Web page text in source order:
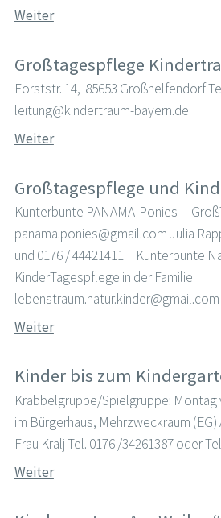
Weiter
Großtagespflege
Forststr. 14, 85653 Großhelfendorf
leitung@kindertraum-bayern.de
Weiter
Großtagespflege und
Kunterbunte PANAMA-Ponies –
panama.ponies@gmail.com Julia
und 0176 / 44421411 Kunterbunte
KinderTagespflege in der Familie
lebenstraum.natur.kinder@gmail.com
Weiter
Kinder bis zum
Krabbelgruppe/Spielgruppe: Montag
im Bürgerhaus, Mehrzweckraum
Frau Kralj Tel. 0176 /34261387 oder
Weiter